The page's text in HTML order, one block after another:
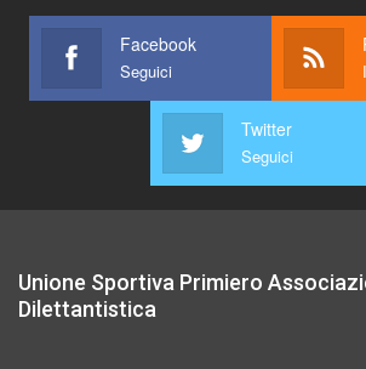
Facebook
Seguici
Twitter
Seguici
Unione Sportiva Primiero
Dilettantistica